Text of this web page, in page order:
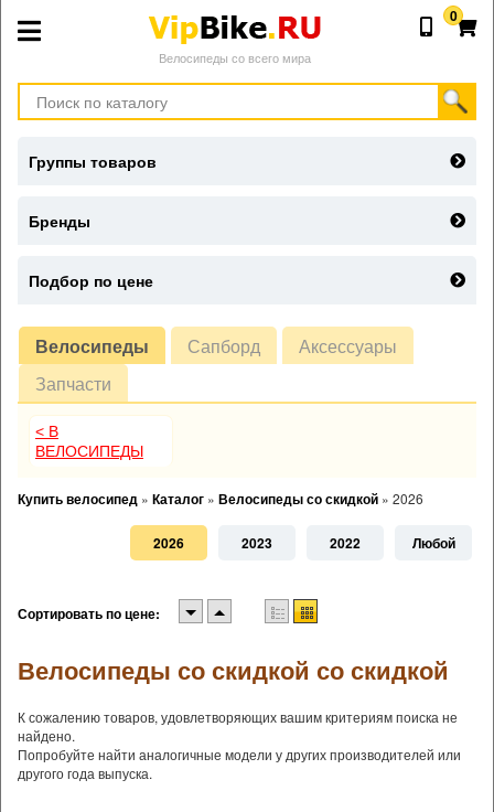
Велосипеды со всего мира
0
Велосипеды Сапборд
Аксессуары
Запчасти
< В
ВЕЛОСИПЕДЫ
Купить велосипед » Каталог » Велосипеды со скидкой » 2026
2026 2023 2022 Любой
Сортировать по цене:
Велосипеды со скидкой со скидкой
К сожалению товаров, удовлетворяющих вашим критериям поиска не
найдено.
Попробуйте найти аналогичные модели у других производителей или
другого года выпуска.
Группы товаров
Бренды
Подбор по цене